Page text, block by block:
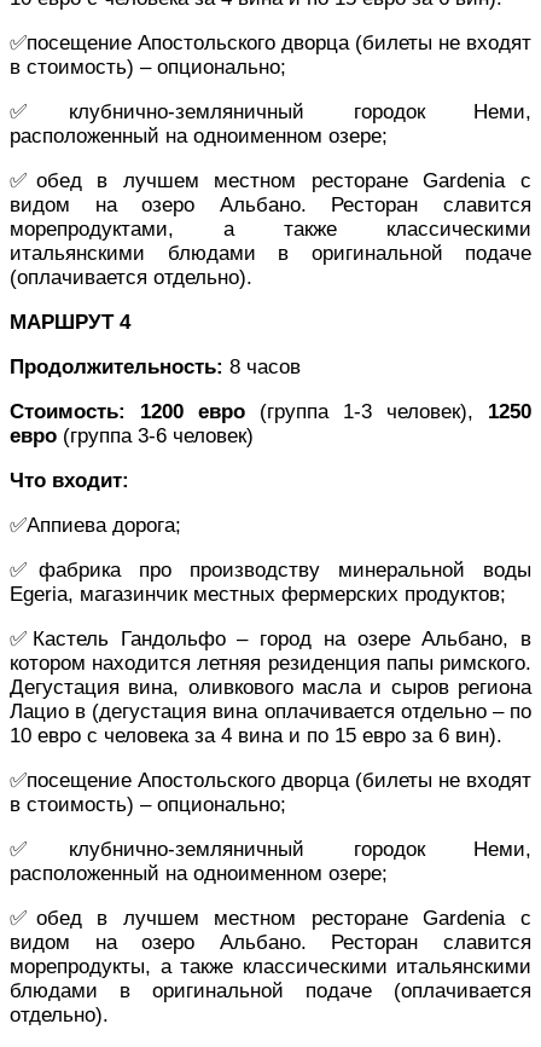
✅посещение Апостольского дворца (билеты не входят
в стоимость) – опционально;
✅клубнично-земляничный городок Неми,
расположенный на одноименном озере;
✅обед в лучшем местном ресторане Gardenia с
видом на озеро Альбано. Ресторан славится
морепродуктами, а также классическими
итальянскими блюдами в оригинальной подаче
(оплачивается отдельно).
МАРШРУТ 4
Продолжительность: 8 часов
Стоимость:
1200 евро (группа 1-3 человек), 1250
евро (группа 3-6 человек)
Что входит:
✅Аппиева дорога;
✅фабрика про производству минеральной воды
Egeria, магазинчик местных фермерских продуктов;
✅Кастель Гандольфо – город на озере Альбано, в
котором находится летняя резиденция папы римского.
Дегустация вина, оливкового масла и сыров региона
Лацио в (дегустация вина оплачивается отдельно – по
10 евро с человека за 4 вина и по 15 евро за 6 вин).
✅посещение Апостольского дворца (билеты не входят
в стоимость) – опционально;
✅клубнично-земляничный городок Неми,
расположенный на одноименном озере;
✅обед в лучшем местном ресторане Gardenia с
видом на озеро Альбано. Ресторан славится
морепродукты, а также классическими итальянскими
блюдами в оригинальной подаче (оплачивается
отдельно).